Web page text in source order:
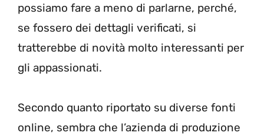
possiamo fare a meno di parlarne, perché,
se fossero dei dettagli verificati, si
tratterebbe di novità molto interessanti per
gli appassionati.
Secondo quanto riportato su diverse fonti
online, sembra che l’azienda di produzione